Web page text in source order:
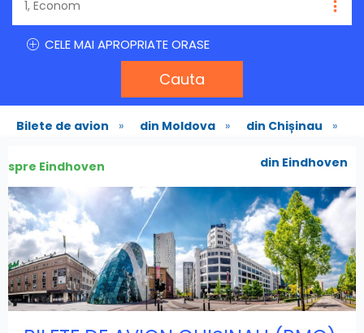
CELE MAI APROPRIATE ORASE
Cauta
Bilete de avion » din Moldova » din Chișinau »
spre Eindhoven din Eindhoven